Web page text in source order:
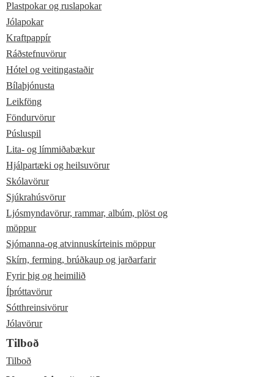
Plastpokar og ruslapokar
Jólapokar
Kraftpappír
Ráðstefnuvörur
Hótel og veitingastaðir
Bílaþjónusta
Leikföng
Föndurvörur
Púsluspil
Lita- og límmiðabækur
Hjálpartæki og heilsuvörur
Skólavörur
Sjúkrahúsvörur
Ljósmyndavörur, rammar, albúm, plöst og
möppur
Sjómanna-og atvinnuskírteinis möppur
Skírn, ferming, brúðkaup og jarðarfarir
Fyrir þig og heimilið
Íþróttavörur
Sótthreinsivörur
Jólavörur
Tilboð
Tilboð